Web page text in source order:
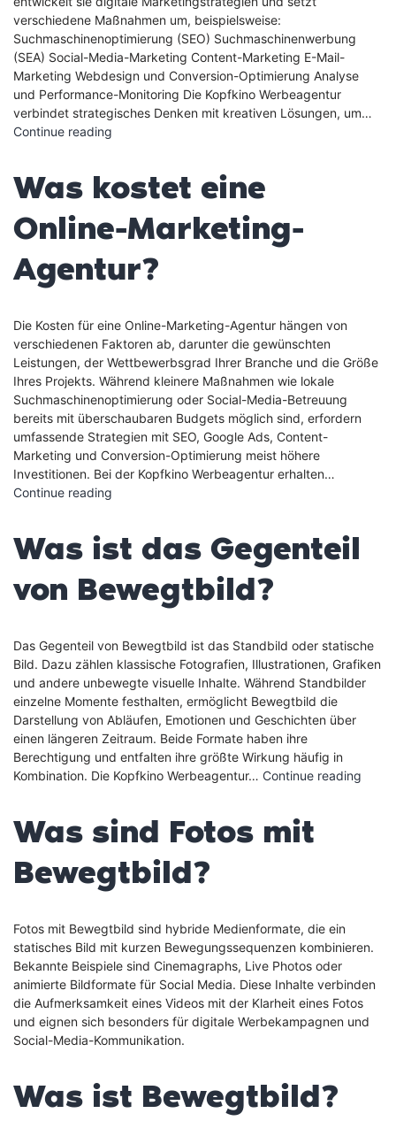
verschiedene Maßnahmen um, beispielsweise:
Suchmaschinenoptimierung (SEO) Suchmaschinenwerbung
(SEA) Social-Media-Marketing Content-Marketing E-Mail-
Marketing Webdesign und Conversion-Optimierung Analyse
und Performance-Monitoring Die Kopfkino Werbeagentur
verbindet strategisches Denken mit kreativen Lösungen, um…
Continue reading
Online-
Agentur?
Was kostet eine
Online-Marketing-
Agentur?
Die Kosten für eine Online-Marketing-Agentur hängen von
verschiedenen Faktoren ab, darunter die gewünschten
Leistungen, der Wettbewerbsgrad Ihrer Branche und die Größe
Ihres Projekts. Während kleinere Maßnahmen wie lokale
Suchmaschinenoptimierung oder Social-Media-Betreuung
bereits mit überschaubaren Budgets möglich sind, erfordern
umfassende Strategien mit SEO, Google Ads, Content-
Marketing und Conversion-Optimierung meist höhere
Investitionen. Bei der Kopfkino Werbeagentur erhalten…
Continue reading
Online-
Agentur?
Was ist das Gegenteil
von Bewegtbild?
Das Gegenteil von Bewegtbild ist das Standbild oder statische
Bild. Dazu zählen klassische Fotografien, Illustrationen, Grafiken
und andere unbewegte visuelle Inhalte. Während Standbilder
einzelne Momente festhalten, ermöglicht Bewegtbild die
Darstellung von Abläufen, Emotionen und Geschichten über
einen längeren Zeitraum. Beide Formate haben ihre
Berechtigung und entfalten ihre größte Wirkung häufig in
Kombination. Die Kopfkino Werbeagentur… Continue reading
Was sind Fotos mit
Bewegtbild?
Fotos mit Bewegtbild sind hybride Medienformate, die ein
statisches Bild mit kurzen Bewegungssequenzen kombinieren.
Bekannte Beispiele sind Cinemagraphs, Live Photos oder
animierte Bildformate für Social Media. Diese Inhalte verbinden
die Aufmerksamkeit eines Videos mit der Klarheit eines Fotos
und eignen sich besonders für digitale Werbekampagnen und
Social-Media-Kommunikation.
Was ist Bewegtbild?